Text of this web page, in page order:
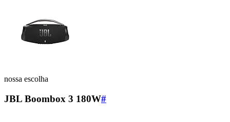
nossa escolha
JBL Boombox 3 180W#